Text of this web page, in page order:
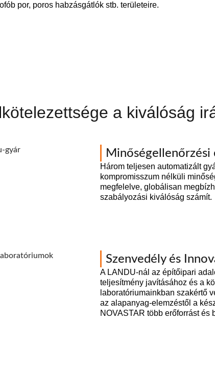
por, poros habzásgátlók stb. területeire.
a kiválóság
Minőségellenőrzési
Három teljesen automatizált
kompromisszum nélküli
megfelelve, globálisan
szabályozási kiválóság számít.
Szenvedély és
A LANDU-nál az építőipari
teljesítmény javításához és a
laboratóriumainkban szakértő
az alapanyag-elemzéstől a
NOVASTAR több erőforrást